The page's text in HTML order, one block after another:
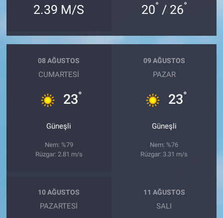
2.39 M/S 20° / 26°
08 AĞUSTOS
CUMARTESI
23°
Güneşli
Nem: %79
Rüzgar: 2.81 m/s
09 AĞUSTOS
PAZAR
23°
Güneşli
Nem: %76
Rüzgar: 3.31 m/s
10 AĞUSTOS
PAZARTESI
11 AĞUSTOS
SALI